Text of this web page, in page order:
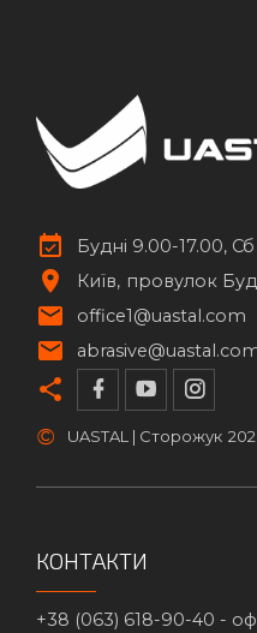
Будні 9.00-17.00,
Київ
провулок
office1@uastal.com
© UASTAL | Сторожук
КОНТАКТИ
+38 (063) 618-90-40 -